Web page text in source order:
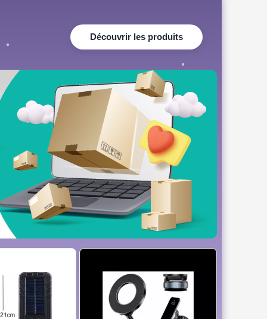
Découvrir les produits